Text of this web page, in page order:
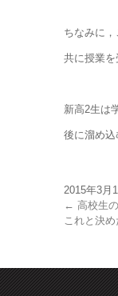
ちなみに
共に授業
新高2生は
後に溜め
2015年3月
← 高校生
これと決